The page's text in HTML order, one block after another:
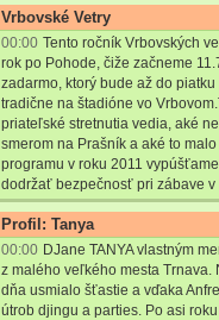
Vrbovské Vetry
00:00 Tento ročník Vrbovských
rok po Pohode, čiže začneme
zadarmo, ktorý bude až do
tradične na štadióne vo
priateľské stretnutia vedia, aké
smerom na Prašník a aké to
programu v roku 2011
dodržať bezpečnosť pri zábave
Profil: Tanya
00:00 DJane TANYA vlastným
z malého veľkého mesta
dňa usmialo šťastie a vďaka
útrob djingu a parties. Po asi